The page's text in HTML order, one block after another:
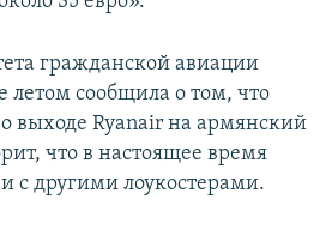
гражданской авиации
летом сообщила о том, что
выходе Ryanair на армянский
что в настоящее время
с другими лоукостерами.